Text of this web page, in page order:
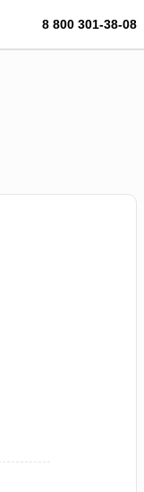
8 800 301-38-08